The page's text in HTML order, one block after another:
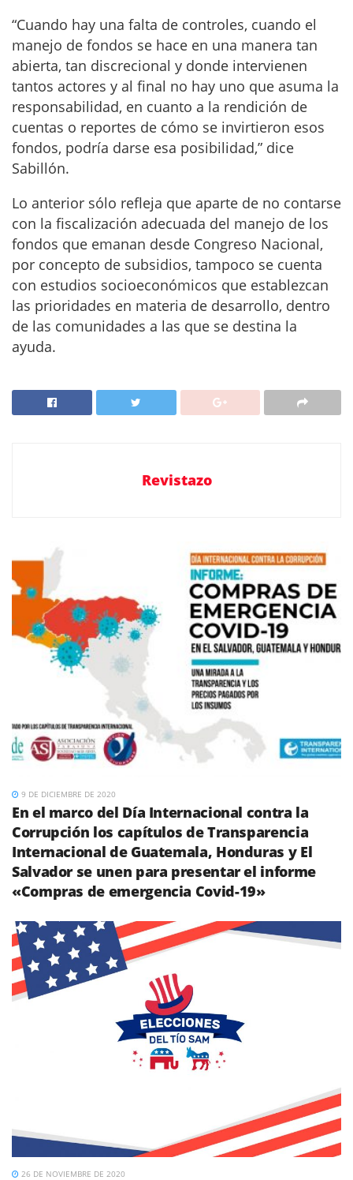
“Cuando hay una falta de controles, cuando el
manejo de fondos se hace en una manera tan
abierta, tan discrecional y donde intervienen
tantos actores y al final no hay uno que asuma la
responsabilidad, en cuanto a la rendición de
cuentas o reportes de cómo se invirtieron esos
fondos, podría darse esa posibilidad,” dice
Sabillón.
Lo anterior sólo refleja que aparte de no contarse
con la fiscalización adecuada del manejo de los
fondos que emanan desde Congreso Nacional,
por concepto de subsidios, tampoco se cuenta
con estudios socioeconómicos que establezcan
las prioridades en materia de desarrollo, dentro
de las comunidades a las que se destina la
ayuda.
Revistazo
9 DE DICIEMBRE DE 2020
En el marco del Día Internacional contra la
Corrupción los capítulos de Transparencia
Internacional de Guatemala, Honduras y El
Salvador se unen para presentar el informe
«Compras de emergencia Covid-19»
26 DE NOVIEMBRE DE 2020